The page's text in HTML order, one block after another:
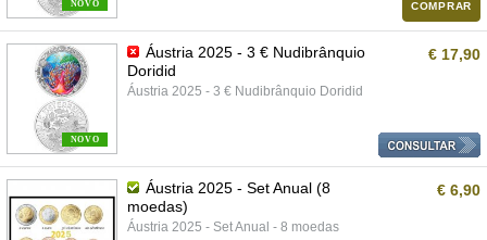
NOVO COMPRAR
NOVO
Áustria 2025 - 3 € Nudibrânquio
Doridid
Áustria 2025 - 3 € Nudibrânquio Doridid
€ 17,90
Áustria 2025 - Set Anual (8
moedas)
Áustria 2025 - Set Anual - 8 moedas
€ 6,90